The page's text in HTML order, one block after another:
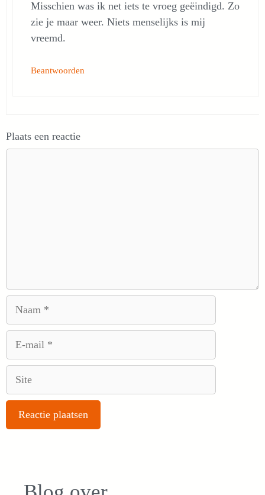
Misschien was ik net iets te vroeg geëindigd. Zo
zie je maar weer. Niets menselijks is mij
vreemd.
Beantwoorden
Plaats een reactie